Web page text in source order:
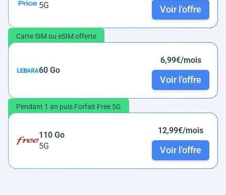
5G
Voir l'offre
Carte SIM ou eSIM offerte
60 Go
6,99€/mois
Voir l'offre
Pendant 1 an puis Forfait Free 5G
110 Go
5G
12,99€/mois
Voir l'offre